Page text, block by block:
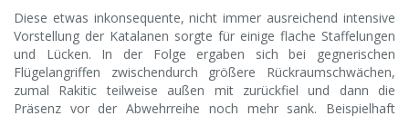
Diese etwas inkonsequente, nicht immer ausreichend intensive
Vorstellung der Katalanen sorgte für einige flache Staffelungen
und Lücken. In der Folge ergaben sich bei gegnerischen
Flügelangriffen zwischendurch größere Rückraumschwächen,
zumal Rakitic teilweise außen mit zurückfiel und dann die
Präsenz vor der Abwehrreihe noch mehr sank. Beispielhaft